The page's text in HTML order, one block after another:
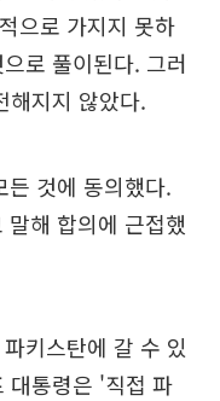
으로 가지지 못하
로 풀이된다. 그러
해지지 않았다.
것에 동의했다.
해 합의에 근접했
키스탄에 갈 수 있
대통령은 '직접 파